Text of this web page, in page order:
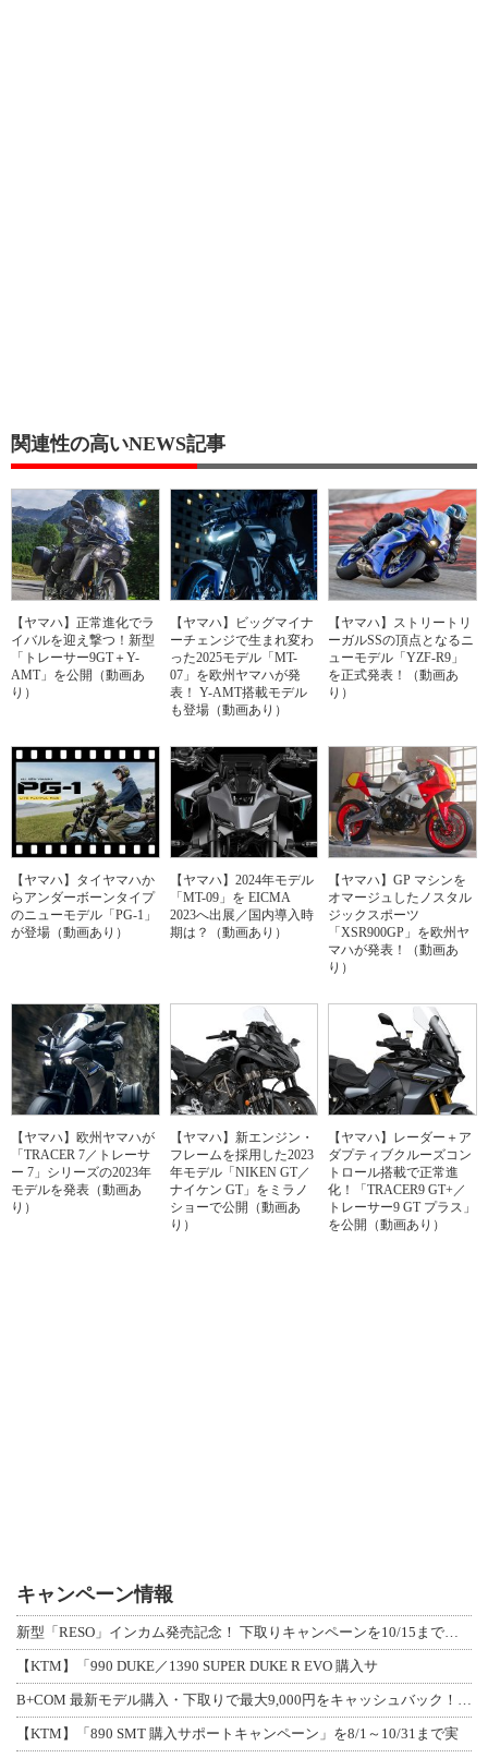
関連性の高いNEWS記事
【ヤマハ】正常進化でラ
イバルを迎え撃つ！新型
「トレーサー9GT＋Y-
AMT」を公開（動画あ
り）
【ヤマハ】ビッグマイナ
ーチェンジで生まれ変わ
った2025モデル「MT-
07」を欧州ヤマハが発
表！ Y-AMT搭載モデル
も登場（動画あり）
【ヤマハ】ストリートリ
ーガルSSの頂点となるニ
ューモデル「YZF-R9」
を正式発表！（動画あ
り）
【ヤマハ】タイヤマハか
らアンダーボーンタイプ
のニューモデル「PG-1」
が登場（動画あり）
【ヤマハ】2024年モデル
「MT-09」を EICMA
2023へ出展／国内導入時
期は？（動画あり）
【ヤマハ】GP マシンを
オマージュしたノスタル
ジックスポーツ
「XSR900GP」を欧州ヤ
マハが発表！（動画あ
り）
【ヤマハ】欧州ヤマハが
「TRACER 7／トレーサ
ー 7」シリーズの2023年
モデルを発表（動画あ
り）
【ヤマハ】新エンジン・
フレームを採用した2023
年モデル「NIKEN GT／
ナイケン GT」をミラノ
ショーで公開（動画あ
り）
【ヤマハ】レーダー＋ア
ダプティブクルーズコン
トロール搭載で正常進
化！「TRACER9 GT+／
トレーサー9 GT プラス」
を公開（動画あり）
キャンペーン情報
新型「RESO」インカム発売記念！ 下取りキャンペーンを10/15まで延長して開
【KTM】「990 DUKE／1390 SUPER DUKE R EVO 購入サ
B+COM 最新モデル購入・下取りで最大9,000円をキャッシュバック！「B+F
【KTM】「890 SMT 購入サポートキャンペーン」を8/1～10/31まで実